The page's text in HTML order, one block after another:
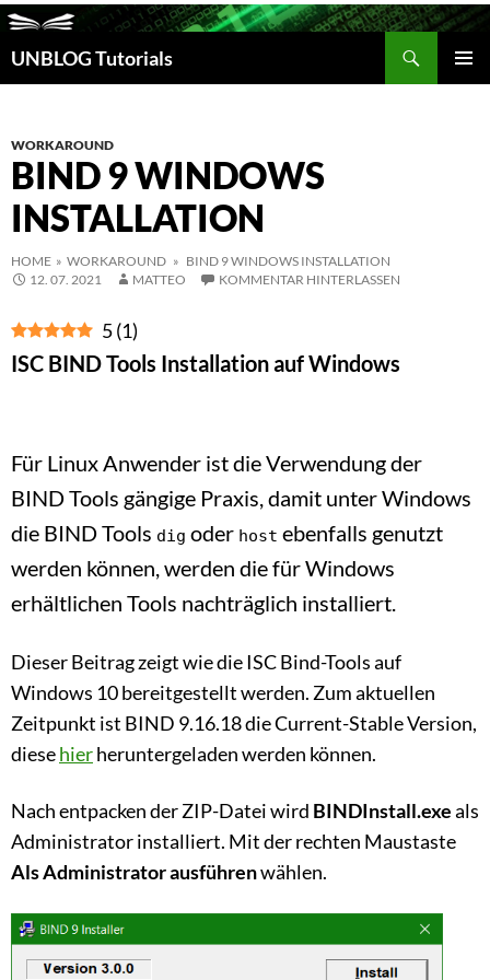
UNBLOG Tutorials
Suchen
WORKAROUND
BIND 9 WINDOWS
INSTALLATION
HOME » WORKAROUND » BIND 9 WINDOWS INSTALLATION
12. 07. 2021
MATTEO KOMMENTAR HINTERLASSEN
5(1)
ISC BIND Tools Installation auf Windows
Für Linux Anwender ist die Verwendung der
BIND Tools gängige Praxis, damit unter Windows
die BIND Tools dig oder host ebenfalls genutzt
werden können, werden die für Windows
erhältlichen Tools nachträglich installiert.
Dieser Beitrag zeigt wie die ISC Bind-Tools auf
Windows 10 bereitgestellt werden. Zum aktuellen
Zeitpunkt ist BIND 9.16.18 die Current-Stable Version,
diesehierheruntergeladen werden können.
Nach entpacken der ZIP-Datei wird BINDInstall.exeals
Administrator installiert. Mit der rechten Maustaste
Als Administrator ausführenwählen.